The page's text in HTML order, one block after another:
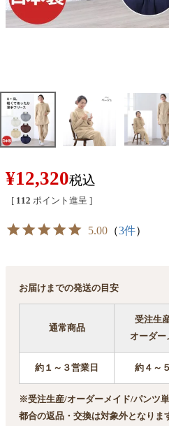
¥12,320税込
[ 112 ポイント進呈 ]
5.00 （3件）
お届けまでの発送の目安
通常商品
受注生
オーダー
約１～３営業日 約４～
※受注生産/オーダーメイド/パンツ
都合の返品・交換は対象外となりま